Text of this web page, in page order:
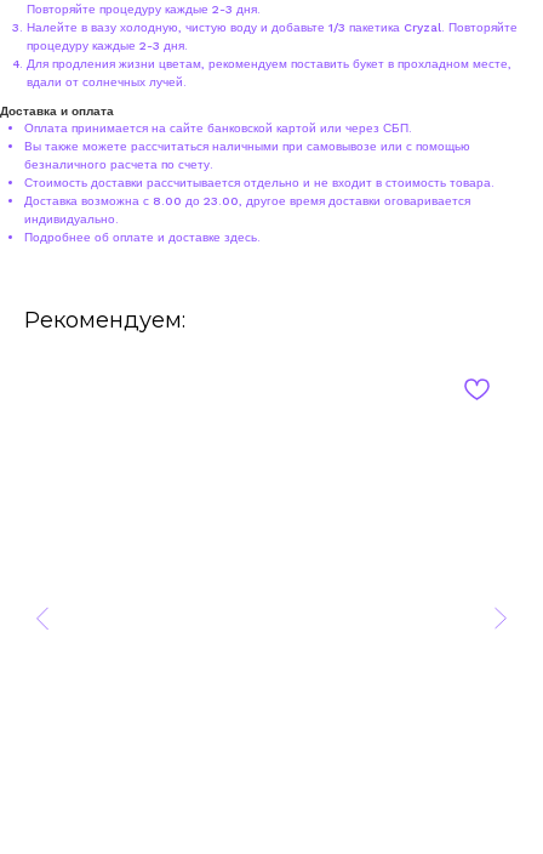
Повторяйте процедуру каждые 2-3 дня.
Налейте в вазу холодную, чистую воду и добавьте 1/3 пакетика Cryzal. Повторяйте
процедуру каждые 2-3 дня.
Для продления жизни цветам, рекомендуем поставить букет в прохладном месте,
вдали от солнечных лучей.
Доставка и оплата
Оплата принимается на сайте банковской картой или через СБП.
Вы также можете рассчитаться наличными при самовывозе или с помощью
безналичного расчета по счету.
Стоимость доставки рассчитывается отдельно и не входит в стоимость товара.
Доставка возможна с 8.00 до 23.00, другое время доставки оговаривается
индивидуально.
Подробнее об оплате и доставке здесь
Рекомендуем: